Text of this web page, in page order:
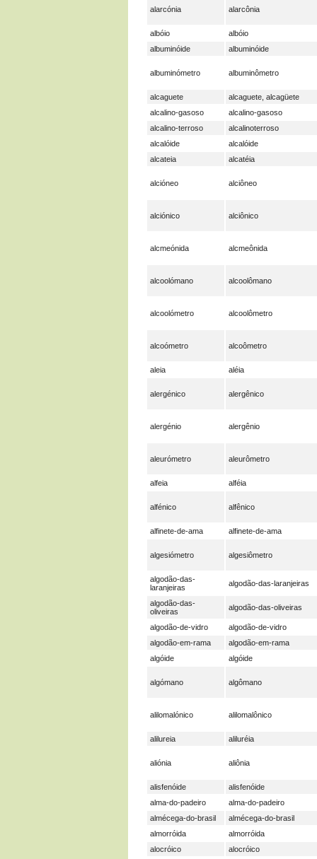
alarcónia alarcônia
albóio
albóio
albuminóide
albuminóide
albuminómetro albuminômetro
alcaguete
alcaguete, alcagüete
alcalino-gasoso
alcalino-gasoso
alcalino-terroso
alcalinoterroso
alcalóide
alcalóide
alcateia
alcatéia
alcióneo alciôneo
alciónico alciônico
alcmeónida alcmeônida
alcoolómano alcoolômano
alcoolómetro alcoolômetro
alcoómetro alcoômetro
aleia aléia
alergénico alergênico
alergénio alergênio
aleurómetro aleurômetro
alfeia alféia
alfénico alfênico
alfinete-de-ama alfinete-de-ama
algesiómetro algesiômetro
algodão-das-
laranjeiras
algodão-das-laranjeiras
algodão-das-
oliveiras
algodão-das-oliveiras
algodão-de-vidro
algodão-de-vidro
algodão-em-rama
algodão-em-rama
algóide
algóide
algómano algômano
alilomalónico alilomalônico
alilureia aliluréia
aliónia aliônia
alisfenóide
alisfenóide
alma-do-padeiro
alma-do-padeiro
almécega-do-brasil
almécega-do-brasil
almorróida
almorróida
alocróico
alocróico